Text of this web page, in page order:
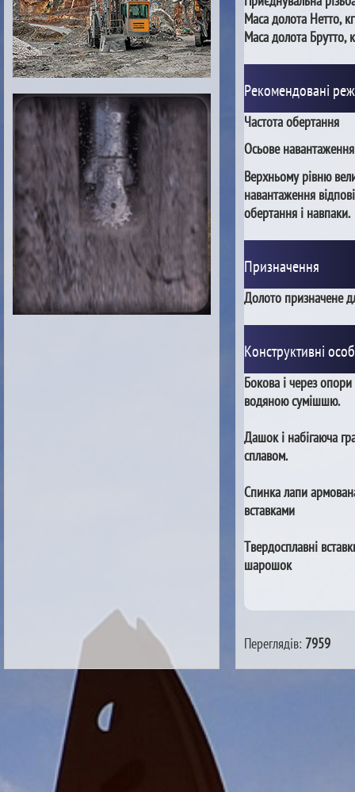
Маса долота Нетто, кг
Маса долота Брутто,
Рекомендовані
Частота обертання
Осьове навантаження
Верхньому рівню
навантаження
обертання і навпаки.
Призначення
Долото призначене
Конструктивні
Бокова і через
водяною сумішшю.
Дашок і набігаюча
сплавом.
Спинка лапи
вставками
Твердосплавні
шарошок
Переглядів: 7959